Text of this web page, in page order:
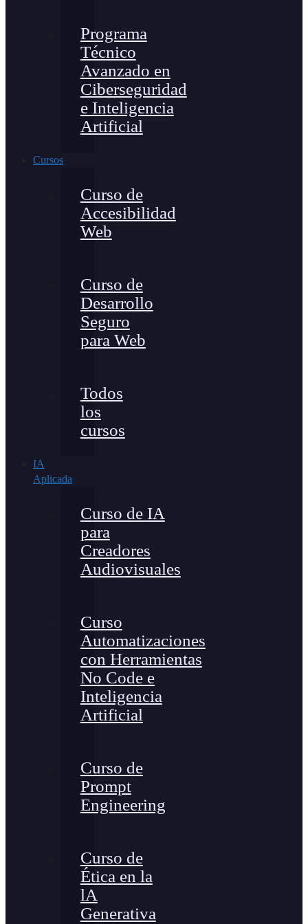
Programa
Técnico
Avanzado en
Ciberseguridad
e Inteligencia
Artificial
Cursos
Curso de
Accesibilidad
Web
Curso de
Desarrollo
Seguro
para Web
Todos
los
cursos
IA
Aplicada
Curso de IA
para
Creadores
Audiovisuales
Curso
Automatizaciones
con Herramientas
No Code e
Inteligencia
Artificial
Curso de
Prompt
Engineering
Curso de
Ética en la
lA
Generativa